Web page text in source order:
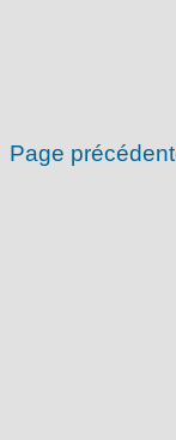
Page